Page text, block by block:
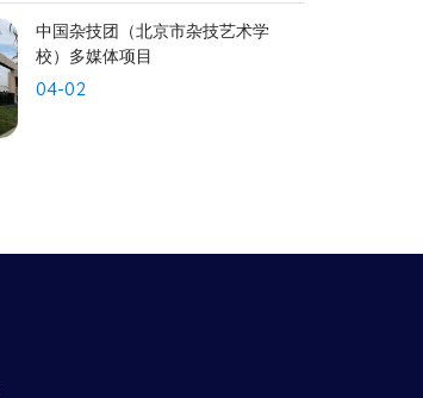
中国杂技团（北京市杂技艺术学
校）多媒体项目
04-02